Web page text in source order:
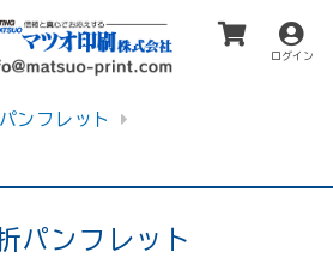
ログイン
ンフレット
パンフレット